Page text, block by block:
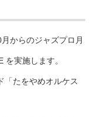
からのジャズプロ月
を実施します。
「たをやめオルケス